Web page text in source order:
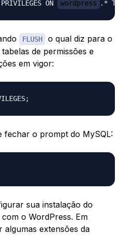
ON wordpress .* TO
FLUSH
o qual diz para o
de permissões e
em vigor:
;
fechar o prompt do MySQL:
sua instalação do
o WordPress. Em
algumas extensões da